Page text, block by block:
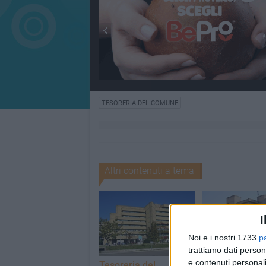
Noi e i nostri 1733
trattiamo dati
e contenuti
TESORERIA DEL COMUNE
Altri contenuti a tema